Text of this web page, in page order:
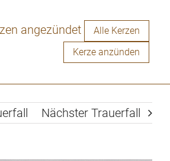
angezündet
Alle Kerzen
Kerze anzünden
Nächster Trauerfall